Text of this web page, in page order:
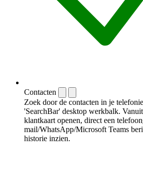
Contacten
Zoek door de contacten in je
'SearchBar' desktop werkbalk.
klantkaart openen, direct een
mail/WhatsApp/Microsoft Teams
historie inzien.